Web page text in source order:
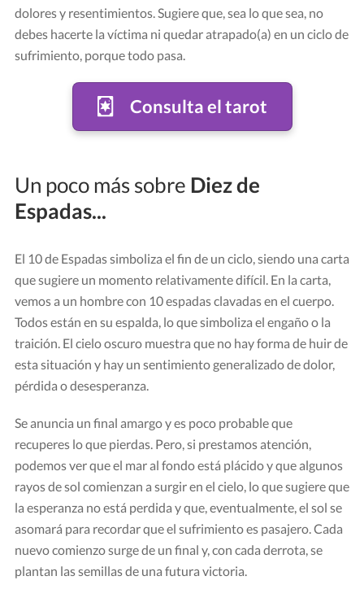
Carta "Diez de Espadas"
dolores y resentimientos. Sugiere que, sea lo que sea, no
debes hacerte la víctima ni quedar atrapado(a) en un ciclo de
sufrimiento, porque todo pasa.
Consulta el tarot
Un poco más sobre Diez de
Espadas...
El 10 de Espadas simboliza el fin de un ciclo, siendo una carta
que sugiere un momento relativamente difícil. En la carta,
vemos a un hombre con 10 espadas clavadas en el cuerpo.
Todos están en su espalda, lo que simboliza el engaño o la
traición. El cielo oscuro muestra que no hay forma de huir de
esta situación y hay un sentimiento generalizado de dolor,
pérdida o desesperanza.
Se anuncia un final amargo y es poco probable que
recuperes lo que pierdas. Pero, si prestamos atención,
podemos ver que el mar al fondo está plácido y que algunos
rayos de sol comienzan a surgir en el cielo, lo que sugiere que
la esperanza no está perdida y que, eventualmente, el sol se
asomará para recordar que el sufrimiento es pasajero. Cada
nuevo comienzo surge de un final y, con cada derrota, se
plantan las semillas de una futura victoria.